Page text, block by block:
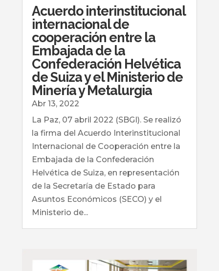
Acuerdo interinstitucional
internacional de
cooperación entre la
Embajada de la
Confederación Helvética
de Suiza y el Ministerio de
Minería y Metalurgia
Abr 13, 2022
La Paz, 07 abril 2022 (SBGI). Se realizó
la firma del Acuerdo Interinstitucional
Internacional de Cooperación entre la
Embajada de la Confederación
Helvética de Suiza, en representación
de la Secretaría de Estado para
Asuntos Económicos (SECO) y el
Ministerio de...